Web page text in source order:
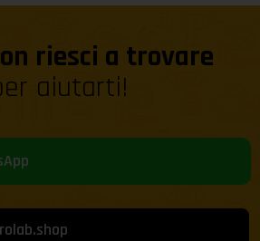
riesci a trovare
aiutarti!